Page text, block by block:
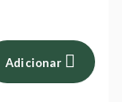
Adicionar